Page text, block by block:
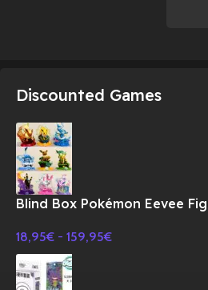
Discounted Games
Blind Box Pokémon Eevee
18,95€ - 159,95€